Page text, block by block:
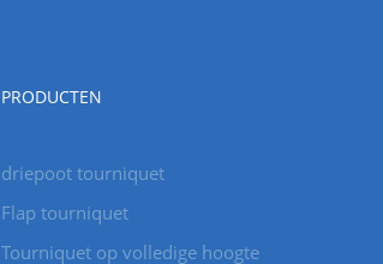
PRODUCTEN
driepoot tourniquet
Flap tourniquet
Tourniquet op volledige hoogte